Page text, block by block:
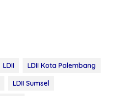
LDII
LDII Kota Palembang
LDII Sumsel